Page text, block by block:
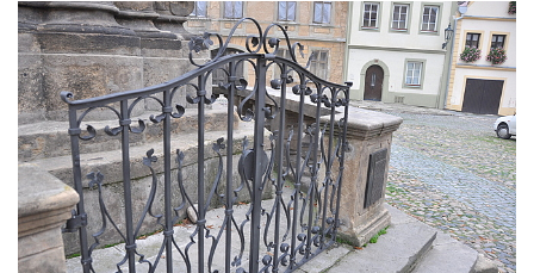
Podještědí – Markvarticích
Sloup s kaplicí (boží muka) ve Lvové
Sloup Nejsvětější Trojice v Zákupech
Sloup Panny Marie v Okrouhlické ulici v
Mimoni
Sloup se sochou Anny Samotřetí v Hrádku
nad Nisou
Sloup Panny Marie v Bělé pod Bezdězem